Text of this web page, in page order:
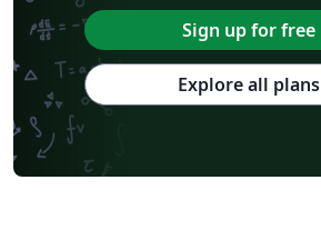
Sign up for free
Explore all plans